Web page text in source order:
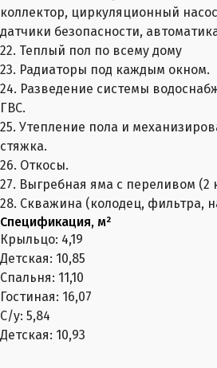
коллектор, циркуляционный
датчики безопасности,
22. Теплый пол по всему дому
23. Радиаторы под каждым окном.
24. Разведение системы
ГВС.
25. Утепление пола и
стяжка.
26. Откосы.
27. Выгребная яма с переливом (2
28. Скважина (колодец, фильтра,
Спецификация, м²
Крыльцо: 4,19
Детская: 10,85
Спальня: 11,10
Гостиная: 16,07
С/у: 5,84
Детская: 10,93